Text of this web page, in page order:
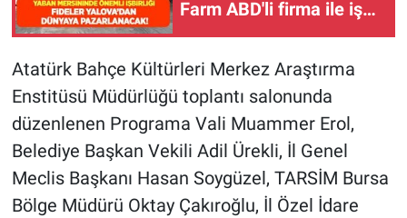
Farm ABD'li firma ile iş
birliğine gitti! Fideler
pazarlanacak
Atatürk Bahçe Kültürleri Merkez Araştırma
Enstitüsü Müdürlüğü toplantı salonunda
düzenlenen Programa Vali Muammer Erol,
Belediye Başkan Vekili Adil Ürekli, İl Genel
Meclis Başkanı Hasan Soygüzel, TARSİM Bursa
Bölge Müdürü Oktay Çakıroğlu, İl Özel İdare